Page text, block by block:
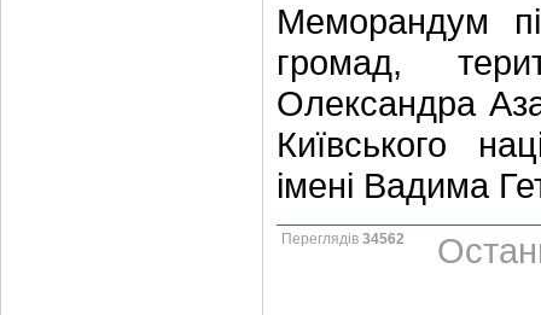
Меморандум
громад,
Олександра
Київського
імені Вадима
Переглядів 34562